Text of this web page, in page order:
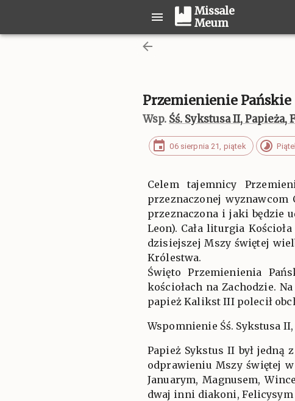
Missale
Meum
Przemienienie Pańskie
Wsp. Śś. Sykstusa II,
06 sierpnia 21, piątek
Celem tajemnicy
przeznaczonej wyznawcom
przeznaczona i jaki będzie
Leon). Cała liturgia
dzisiejszej Mszy świętej
Królestwa.
Święto Przemienienia
kościołach na Zachodzie.
papież Kalikst III polecił
Wspomnienie Śś. Sykstusa
Papież Sykstus II był jedną
odprawieniu Mszy świętej
Januarym, Magnusem,
dwaj inni diakoni,